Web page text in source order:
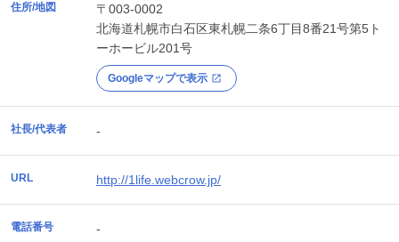
住所/地図
〒003-0002
北海道札幌市白石区東札幌二条6丁目8番21号第5ト
ーホービル201号
Googleマップで表示
社長/代表者 -
URL http://1life.webcrow.jp/
電話番号 -